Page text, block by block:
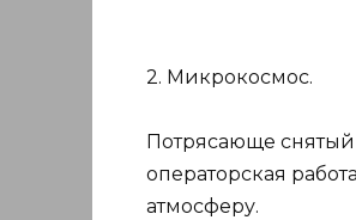
2. Микрокосмос.
Потрясающе
операторская
атмосферу.